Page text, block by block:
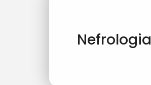
Nefrologia